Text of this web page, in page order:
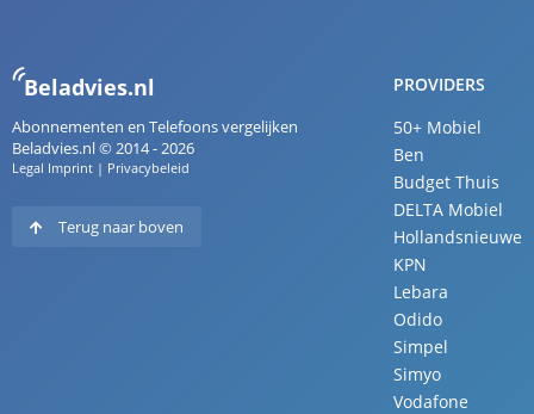
Beladvies.nl
Abonnementen en Telefoons vergelijken
Beladvies.nl © 2014 - 2026
Legal Imprint | Privacybeleid
Terug naar boven
PROVIDERS
50+ Mobiel
Ben
Budget Thuis
DELTA Mobiel
Hollandsnieuwe
KPN
Lebara
Odido
Simpel
Simyo
Vodafone